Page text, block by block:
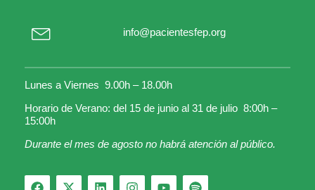
info@pacientesfep.org
Lunes a Viernes 9.00h – 18.00h
Horario de Verano: del 15 de junio al 31 de julio 8:00h –
15:00h
Durante el mes de agosto no habrá atención al público.